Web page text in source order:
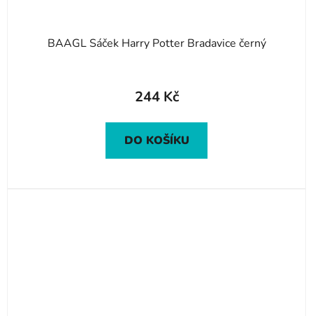
BAAGL Sáček Harry Potter Bradavice černý
244 Kč
DO KOŠÍKU